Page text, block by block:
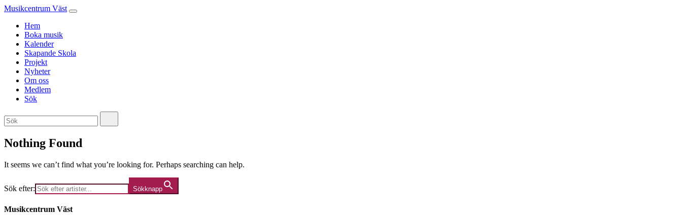
Musikcentrum Väst
Hem
Boka musik
Kalender
Skapande Skola
Projekt
Nyheter
Om oss
Medlem
Sök
Nothing Found
It seems we can’t find what you’re looking for. Perhaps searching can help.
Sök efter: Sökknapp
Musikcentrum Väst